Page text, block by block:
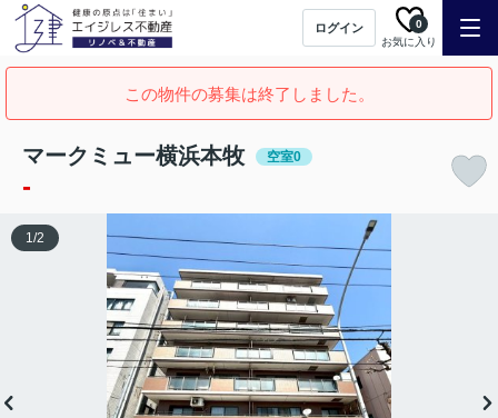
ログイン
お気に入り
0
この物件の募集は終了しました。
マークミュー横浜本牧 空室0
-
1/2